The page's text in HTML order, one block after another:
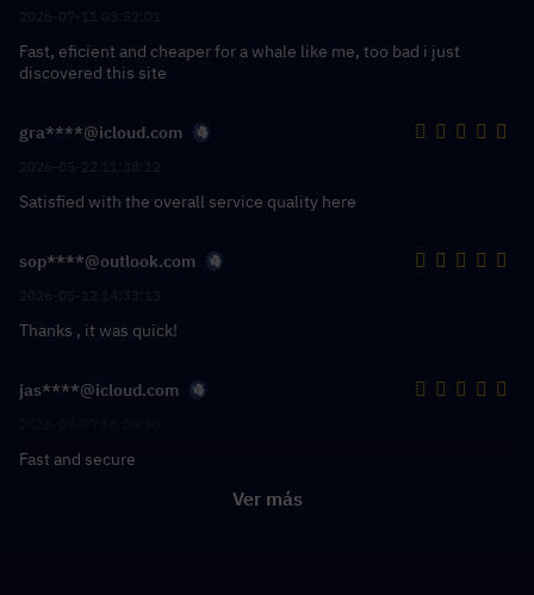
Fast, eficient and cheaper for a whale like me, too bad i just
discovered this site
gra****@icloud.com
Satisfied with the overall service quality here
sop****@outlook.com
Thanks , it was quick!
jas****@icloud.com
Fast and secure
Ver más